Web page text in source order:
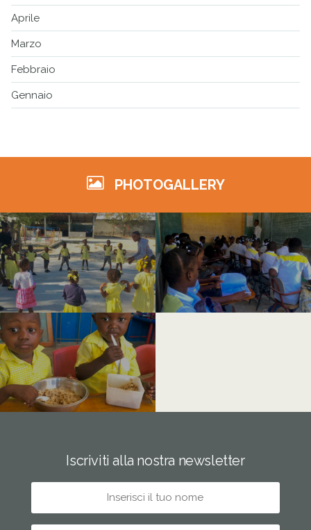
Aprile
Marzo
Febbraio
Gennaio
PHOTOGALLERY
Iscriviti alla nostra newsletter